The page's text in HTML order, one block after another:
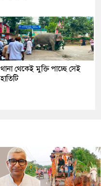
থানা থেকেই মুক্তি পাচ্ছে সেই
হাতিটি